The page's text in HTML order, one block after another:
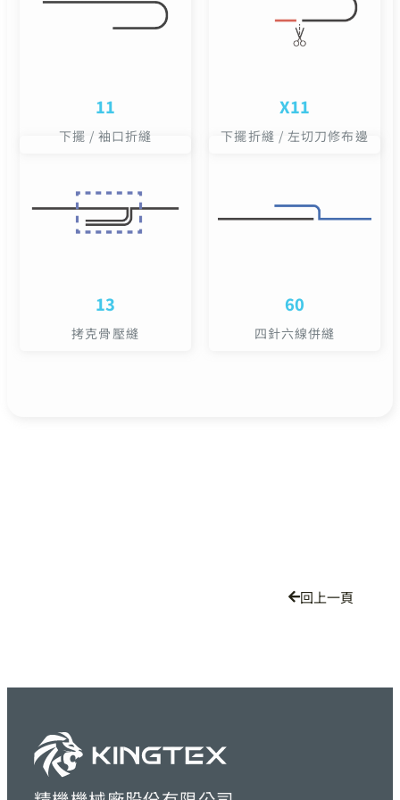
11
下擺 / 袖口折縫
X11
下擺折縫 / 左切刀修布邊
13
拷克骨壓縫
60
四針六線併縫
回上一頁